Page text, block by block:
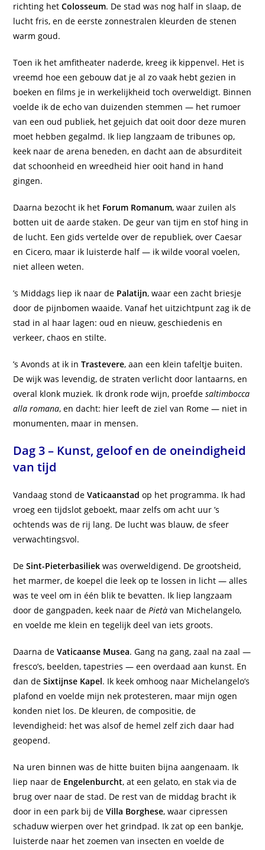
richting hetColosseum. De stad was nog half in slaap, de
lucht fris, en de eerste zonnestralen kleurden de stenen
warm goud.
Toen ik het amfitheater naderde, kreeg ik kippenvel. Het is
vreemd hoe een gebouw dat je al zo vaak hebt gezien in
boeken en films je in werkelijkheid toch overweldigt. Binnen
voelde ik de echo van duizenden stemmen — het rumoer
van een oud publiek, het gejuich dat ooit door deze muren
moet hebben gegalmd. Ik liep langzaam de tribunes op,
keek naar de arena beneden, en dacht aan de absurditeit
dat schoonheid en wreedheid hier ooit hand in hand
gingen.
Daarna bezocht ik het Forum Romanum, waar zuilen als
botten uit de aarde staken. De geur van tijm en stof hing in
de lucht. Een gids vertelde over de republiek, over Caesar
en Cicero, maar ik luisterde half — ik wilde vooral voelen,
niet alleen weten.
’s Middags liep ik naar de Palatijn, waar een zacht briesje
door de pijnbomen waaide. Vanaf het uitzichtpunt zag ik de
stad in al haar lagen: oud en nieuw, geschiedenis en
verkeer, chaos en stilte.
’s Avonds at ik inTrastevere, aan een klein tafeltje buiten.
De wijk was levendig, de straten verlicht door lantaarns, en
overal klonk muziek. Ik dronk rode wijn, proefdesaltimbocca
alla romana, en dacht: hier leeft de ziel van Rome — niet in
monumenten, maar in mensen.
Dag 3 – Kunst, geloof en de oneindigheid
van tijd
Vandaag stond deVaticaanstad op het programma. Ik had
vroeg een tijdslot geboekt, maar zelfs om acht uur ’s
ochtends was de rij lang. De lucht was blauw, de sfeer
verwachtingsvol.
DeSint-Pieterbasiliek was overweldigend. De grootsheid,
het marmer, de koepel die leek op te lossen in licht — alles
was te veel om in één blik te bevatten. Ik liep langzaam
door de gangpaden, keek naar dePietà van Michelangelo,
en voelde me klein en tegelijk deel van iets groots.
Daarna deVaticaanse Musea. Gang na gang, zaal na zaal —
fresco’s, beelden, tapestries — een overdaad aan kunst. En
dan deSixtijnse Kapel. Ik keek omhoog naar Michelangelo’s
plafond en voelde mijn nek protesteren, maar mijn ogen
konden niet los. De kleuren, de compositie, de
levendigheid: het was alsof de hemel zelf zich daar had
geopend.
Na uren binnen was de hitte buiten bijna aangenaam. Ik
liep naar de Engelenburcht, at een gelato, en stak via de
brug over naar de stad. De rest van de middag bracht ik
door in een park bij deVilla Borghese, waar cipressen
schaduw wierpen over het grindpad. Ik zat op een bankje,
luisterde naar het zoemen van insecten en voelde de